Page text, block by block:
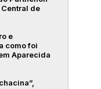
de
e
como foi
Aparecida